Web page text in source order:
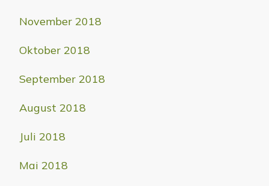
November 2018
Oktober 2018
September 2018
August 2018
Juli 2018
Mai 2018